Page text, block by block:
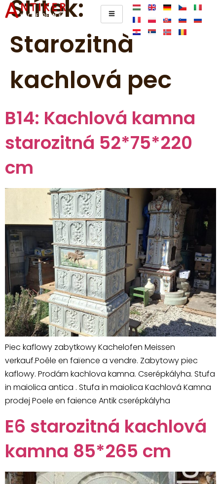
Štítek:
Starozitnà
kachlová pec
B14: Kachlová kamna
starozitná 52*75*220
cm
Piec kaflowy zabytkowy Kachelofen Meissen
verkauf.Poêle en faïence a vendre. Zabytowy piec
kaflowy. Prodám kachlova kamna. Cserépkályha. Stufa
in maiolica antica . Stufa in maiolica Kachlová Kamna
prodej Poele en faience Antik cserépkályha
E6 starozitná kachlová
kamna 85*265 cm